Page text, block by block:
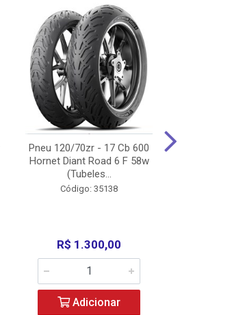
Pneu 120/70zr - 17 Cb 600
Hornet Diant Road 6 F 58w
(Tubeles...
Código: 35138
R$ 1.300,00
Adicionar